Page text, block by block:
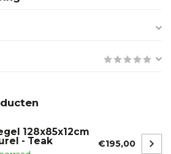
128x85x12cm
- Teak €195,00